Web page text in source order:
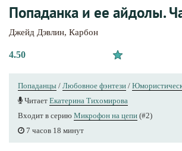
Попаданка и ее айдолы.
Джейд Дэвлин, Карбон
4.50
Попаданцы / Любовное фэнтези /
Читает Екатерина Тихомирова
Входит в серию Микрофон на цепи (#2)
7 часов 18 минут